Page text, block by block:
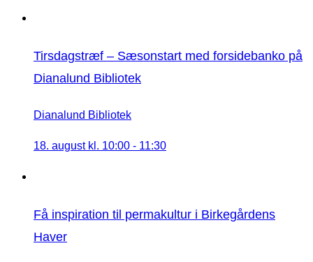
Tirsdagstræf – Sæsonstart med forsidebanko på
Dianalund Bibliotek
Dianalund Bibliotek
18. august kl. 10:00 - 11:30
Få inspiration til permakultur i Birkegårdens
Haver